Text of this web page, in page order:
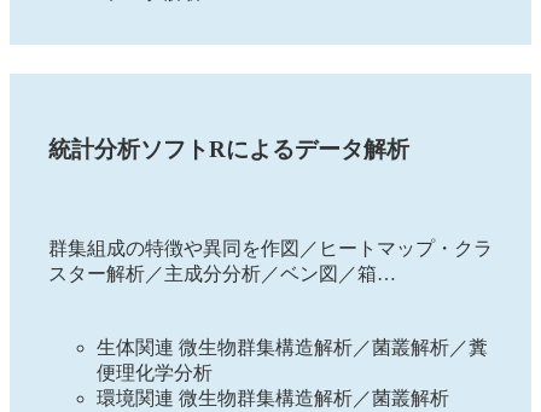
統計分析ソフトRによるデータ解析
群集組成の特徴や異同を作図／ヒートマップ・クラ
スター解析／主成分分析／ベン図／箱…
生体関連 微生物群集構造解析／菌叢解析／糞
便理化学分析
環境関連 微生物群集構造解析／菌叢解析